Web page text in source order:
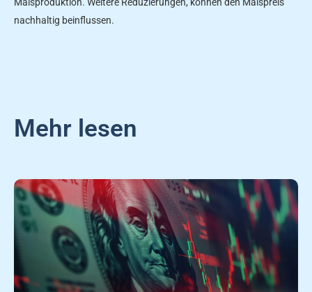
nachhaltig beinflussen.
Mehr lesen